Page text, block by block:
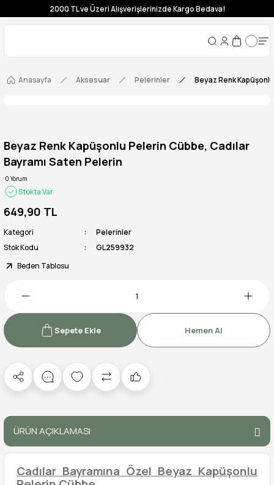
2000 TL ve Üzeri Alışverişlerinizde Kargo Bedava!
Anasayfa Aksesuar Pelerinler Beyaz Renk
Beyaz Renk Kapüşonlu Pelerin Cübbe, Cadılar
Bayramı Saten Pelerin
0 Yorum
Stokta Var
649,90 TL
Kategori
Pelerinler
Stok Kodu
GL259932
Beden Tablosu
Sepete Ekle Hemen Al
ÜRÜN AÇIKLAMASI
Cadılar Bayramına Özel Beyaz Kapüşonlu